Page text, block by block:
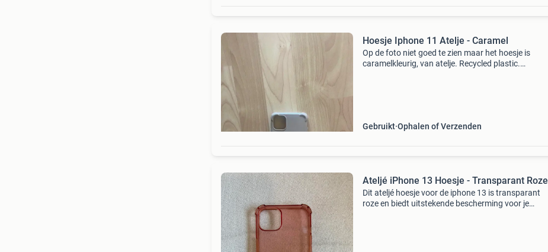
Hoesje Iphone 11 Atelje - Caramel
Op de foto niet goed te zien maar het hoesje is
caramelkleurig, van atelje. Recycled plastic.
Gebruikt Ophalen of Verzenden
Ateljé iPhone 13 Hoesje - Transparant Roze
Dit ateljé hoesje voor de iphone 13 is transparant
roze en biedt uitstekende bescherming voor je